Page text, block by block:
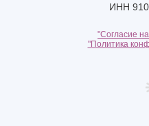
ИНН
"Согласие
"Политика